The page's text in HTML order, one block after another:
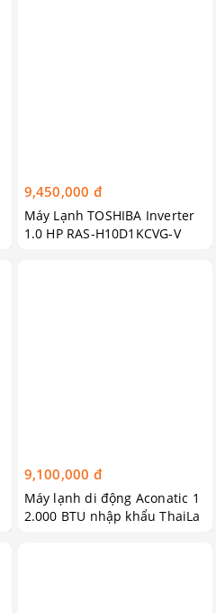
9,450,000 đ
Máy Lạnh TOSHIBA Inverter
1.0 HP RAS-H10D1KCVG-V
9,100,000 đ
Máy lạnh di động Aconatic 1
2.000 BTU nhập khẩu ThaiLa